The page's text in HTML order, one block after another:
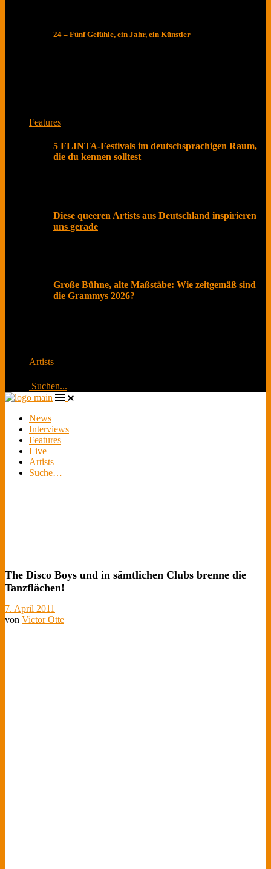
24 – Fünf Gefühle, ein Jahr, ein Künstler
Features
5 FLINTA-Festivals im deutschsprachigen Raum,
die du kennen solltest
Diese queeren Artists aus Deutschland inspirieren
uns gerade
Große Bühne, alte Maßstäbe: Wie zeitgemäß sind
die Grammys 2026?
Artists
Suchen...
News
Interviews
Features
Live
Artists
Suche…
The Disco Boys und in sämtlichen Clubs brenne die
Tanzflächen!
7. April 2011
von Victor Otte